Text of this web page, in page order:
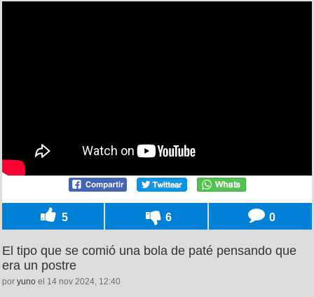
5 6 0
El tipo que se comió una bola de paté pensando que
era un postre
por yuno el 14 nov 2024, 12:40